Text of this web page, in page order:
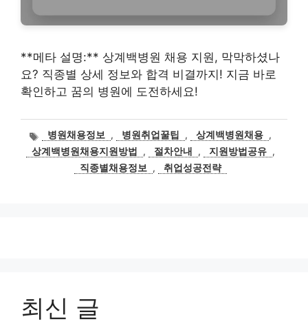
**메타 설명:** 상계백병원 채용 지원, 막막하셨나
요? 직종별 상세 정보와 합격 비결까지! 지금 바로
확인하고 꿈의 병원에 도전하세요!
태
그
병원채용정보 , 병원취업꿀팁 , 상계백병원채용 ,
상계백병원채용지원방법
, 절차안내 , 지원방법공유 ,
직종별채용정보
, 취업성공전략
최신 글